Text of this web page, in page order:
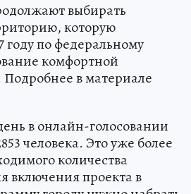
выбирать
которую
году по федеральному
комфортной
в материале
в онлайн-голосовании
человека. Это уже более
количества
включения проекта в